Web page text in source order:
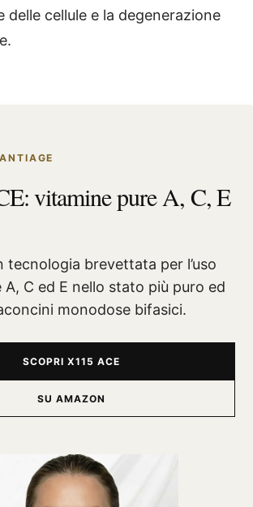
delle cellule e la degenerazione
vitamine pure A, C, E
tecnologia brevettata per l’uso
A, C ed E nello stato più puro ed
monodose bifasici.
SCOPRI X115 ACE
SU AMAZON